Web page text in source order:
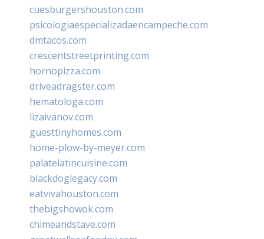
cuesburgershouston.com
psicologiaespecializadaencampeche.com
dmtacos.com
crescentstreetprinting.com
hornopizza.com
driveadragster.com
hematologa.com
lizaivanov.com
guesttinyhomes.com
home-plow-by-meyer.com
palatelatincuisine.com
blackdoglegacy.com
eatvivahouston.com
thebigshowok.com
chimeandstave.com